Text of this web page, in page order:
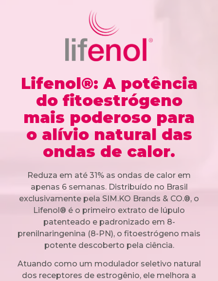
Lifenol®: A potência
do fitoestrógeno
mais poderoso para
o alívio natural das
ondas de calor.
Reduza em até 31% as ondas de calor em
apenas 6 semanas. Distribuído no Brasil
exclusivamente pela SIM.KO Brands & CO.®, o
Lifenol® é o primeiro extrato de lúpulo
patenteado e padronizado em 8-
prenilnaringenina (8-PN), o fitoestrógeno mais
potente descoberto pela ciência.
Atuando como um modulador seletivo natural
dos receptores de estrogênio, ele melhora a